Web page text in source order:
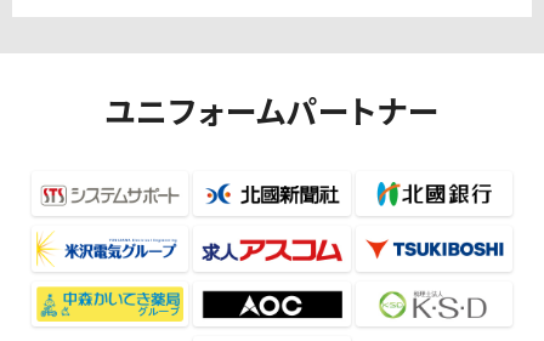
ユニフォームパートナー